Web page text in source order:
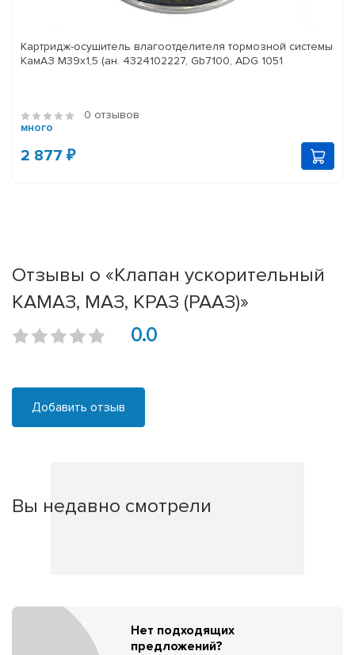
Картридж-осушитель влагоотделителя тормозной системы
КамАЗ M39x1,5 (ан. 4324102227, Gb7100, ADG 1051
0 отзывов
много
2 877 ₽
Отзывы о «Клапан ускорительный
КАМАЗ, МАЗ, КРАЗ (РААЗ)»
0.0
Добавить отзыв
Вы недавно смотрели
Нет подходящих
предложений?